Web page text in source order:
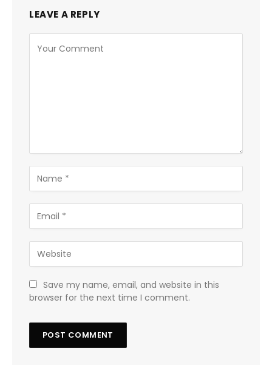
LEAVE A REPLY
Save my name, email, and website in this
browser for the next time I comment.